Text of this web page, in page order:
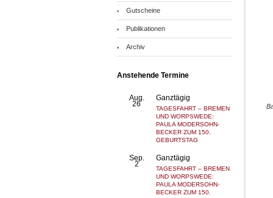
Gutscheine
Publikationen
Archiv
Anstehende Termine
Aug.
26
Ganztägig
TAGESFAHRT – BREMEN
UND WORPSWEDE:
PAULA MODERSOHN-
BECKER ZUM 150.
GEBURTSTAG
Sep.
2
Ganztägig
TAGESFAHRT – BREMEN
UND WORPSWEDE:
PAULA MODERSOHN-
BECKER ZUM 150.